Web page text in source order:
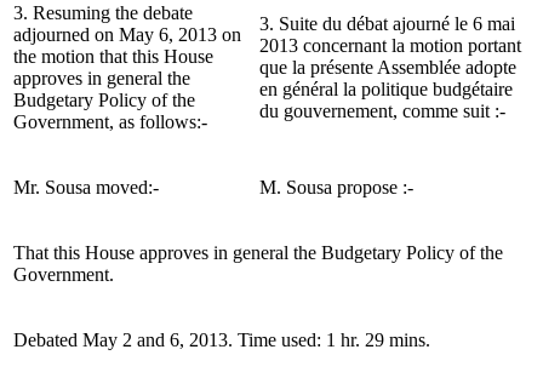
3. Resuming the debate
adjourned on May 6, 2013 on
the motion that this House
approves in general the
Budgetary Policy of the
Government, as follows:-
3. Suite du débat ajourné le 6 mai
2013 concernant la motion portant
que la présente Assemblée adopte
en général la politique budgétaire
du gouvernement, comme suit :-
Mr. Sousa moved:- M. Sousa propose :-
That this House approves in general the Budgetary Policy of the
Government.
Debated May 2 and 6, 2013. Time used: 1 hr. 29 mins.